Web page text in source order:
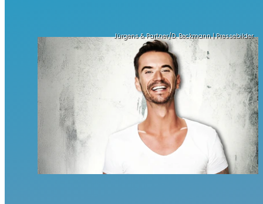
Jürgens & Partner/D. Beckmann | Pressebilder